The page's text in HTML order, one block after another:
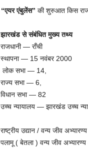
“एयर एंबुलेंस” की शुरुआत किस
झारखंड से संबंधित मुख्य तथ्य
राजधानी — राँची
स्थापना — 15 नवंबर 2000
लोक सभा — 14,
राज्य सभा — 6,
विधान सभा — 82
उच्च न्यायालय — झारखंड उच्च
राष्ट्रीय उद्यान / वन्य जीव
पलामू ( बेतला ) वन्य जीव अभ्यारण्य